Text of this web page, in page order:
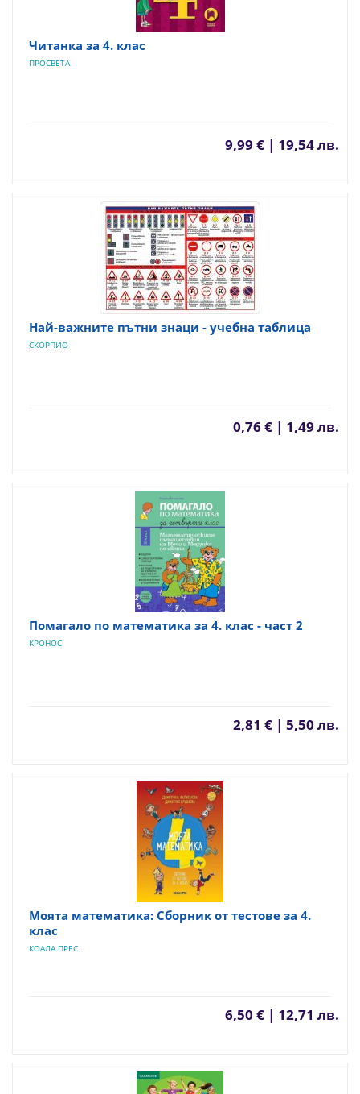
Читанка за 4. клас
ПРОСВЕТА
9,99 € | 19,54 лв.
Най-важните пътни знаци - учебна таблица
СКОРПИО
0,76 € | 1,49 лв.
Помагало по математика за 4. клас - част 2
КРОНОС
2,81 € | 5,50 лв.
Моята математика: Сборник от тестове за 4.
клас
КОАЛА ПРЕС
6,50 € | 12,71 лв.